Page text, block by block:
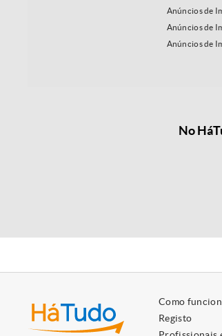
Anúncios de
Anúncios de
Anúncios de
No
Como
Registo